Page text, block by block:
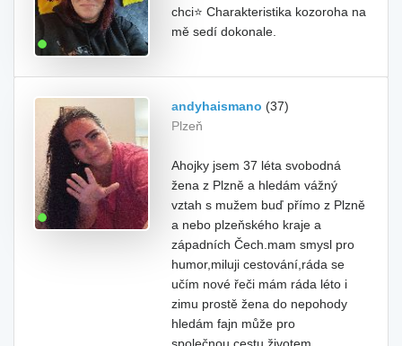
chci⭐ Charakteristika kozoroha na
mě sedí dokonale.
andyhaismano (37)
Plzeň
Ahojky jsem 37 léta svobodná
žena z Plzně a hledám vážný
vztah s mužem buď přímo z Plzně
a nebo plzeňského kraje a
západních Čech.mam smysl pro
humor,miluji cestování,ráda se
učím nové řeči mám ráda léto i
zimu prostě žena do nepohody
hledám fajn může pro